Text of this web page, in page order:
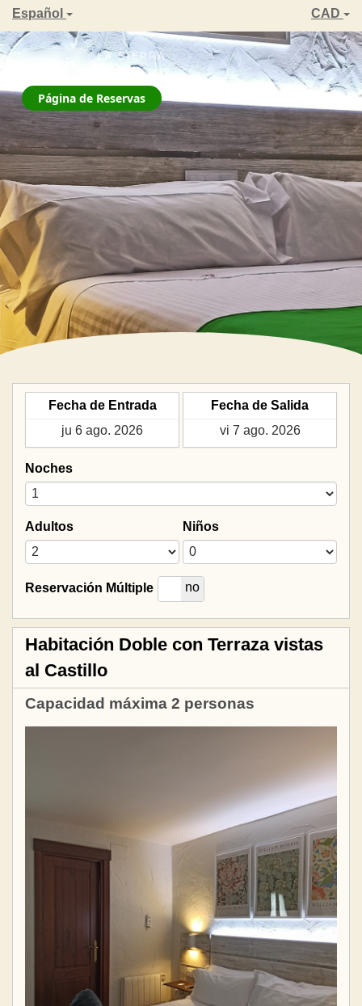
Español CAD
ZAHARA DE LA SIERRA
La Jarana
Página de Reservas
Fecha de Entrada Fecha de Salida
Noches
Adultos Niños
Reservación Múltiple
si no
Habitación Doble con Terraza vistas
al Castillo
Capacidad máxima 2 personas